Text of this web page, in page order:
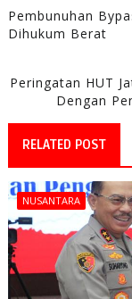
Pembunuhan
Dihukum Berat
Peringatan HUT
Dengan
RELATED POST
NUSANTARA